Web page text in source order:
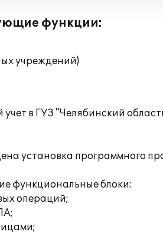
функции:
учреждений)
в ГУЗ "Челябинский
установка программного
функциональные блоки:
операций;